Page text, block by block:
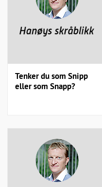
Tenker du som Snipp
eller som Snapp?